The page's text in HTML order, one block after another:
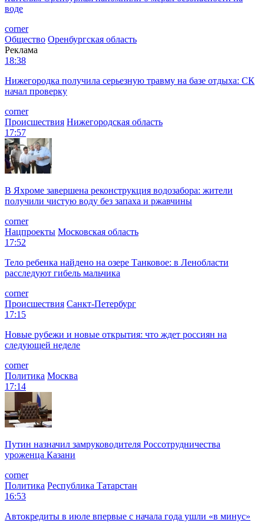
воде
corner
Общество Оренбургская область
Реклама
18:38
Нижегородка получила серьезную травму на базе отдыха: СК
начал проверку
corner
Происшествия Нижегородская область
17:57
В Яхроме завершена реконструкция водозабора: жители
получили чистую воду без запаха и ржавчины
corner
Нацпроекты Московская область
17:52
Тело ребенка найдено на озере Танковое: в Ленобласти
расследуют гибель мальчика
corner
Происшествия Санкт-Петербург
17:15
Новые рубежи и новые открытия: что ждет россиян на
следующей неделе
corner
Политика Москва
17:14
Путин назначил замруководителя Россотрудничества
уроженца Казани
corner
Политика Республика Татарстан
16:53
Автокредиты в июле впервые с начала года ушли «в минус»